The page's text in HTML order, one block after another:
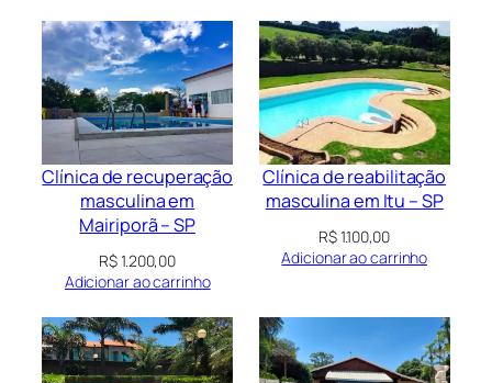
Clínica de recuperação
masculina em
Mairiporã – SP
R$1.200,00
Adicionar ao carrinho
Clínica de reabilitação
masculina em Itu – SP
R$1.100,00
Adicionar ao carrinho